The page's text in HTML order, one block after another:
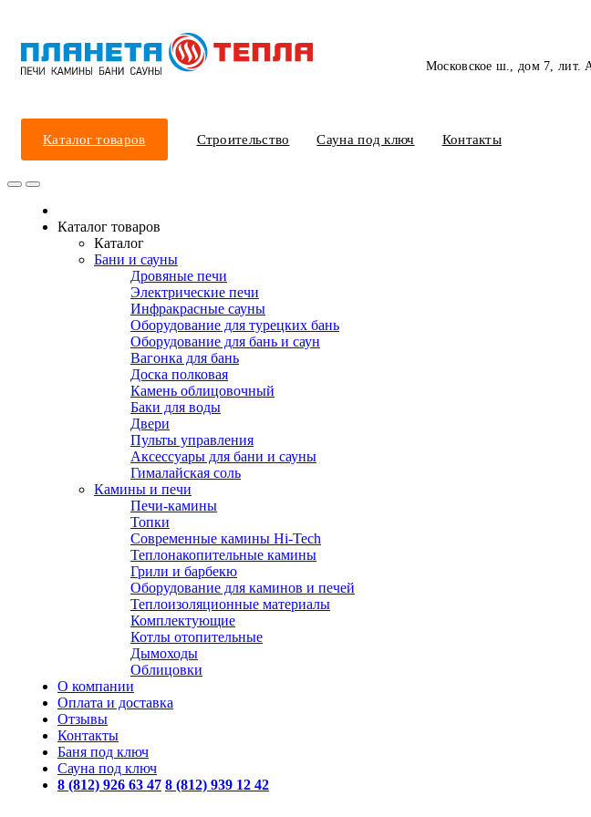
Московское ш., дом 7, лит.
Каталог товаров Строительство Сауна под ключ Контакты
Каталог товаров
Каталог
Бани и сауны
Дровяные печи
Электрические печи
Инфракрасные сауны
Оборудование для турецких бань
Оборудование для бань и саун
Вагонка для бань
Доска полковая
Камень облицовочный
Баки для воды
Двери
Пульты управления
Аксессуары для бани и сауны
Гималайская соль
Камины и печи
Печи-камины
Топки
Современные камины Hi-Tech
Теплонакопительные камины
Грили и барбекю
Оборудование для каминов и печей
Теплоизоляционные материалы
Комплектующие
Котлы отопительные
Дымоходы
Облицовки
О компании
Оплата и доставка
Отзывы
Контакты
Баня под ключ
Сауна под ключ
8 (812) 926 63 47 8 (812) 939 12 42